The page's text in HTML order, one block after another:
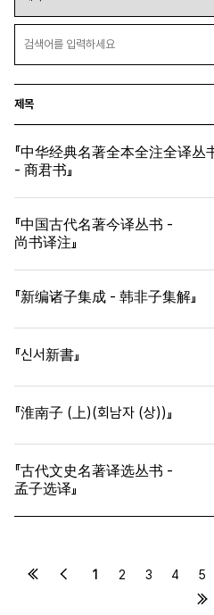
제목
『中华经典名著全本全注全译丛
- 商君书』
『中国古代名著今译丛书 -
尚书译注』
『新编诸子集成 - 韩非子集解』
『신서新書』
『淮南子 (上)(회남자 (상))』
『古代文史名著译选丛书 -
孟子选译』
1 2 3 4 5